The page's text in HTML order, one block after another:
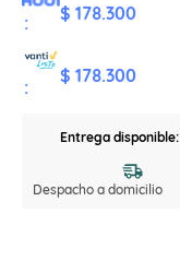
: $ 178.300
:
$ 178.300
Entrega disponible:
Despacho a domicilio